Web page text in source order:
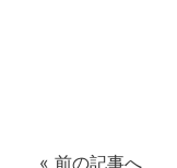
« 前の記事へ